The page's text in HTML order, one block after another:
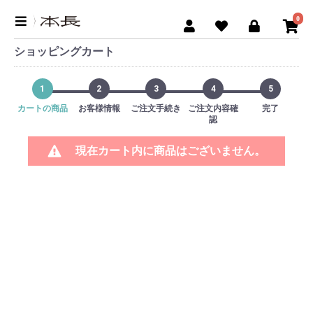
0
ショッピングカート
1
カートの商品
2
お客様情報
3
ご注文手続き
4
ご注文内容確
認
5
完了
現在カート内に商品はございません。